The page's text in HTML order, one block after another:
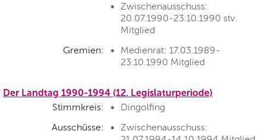
Zwischenausschuss:
20.07.1990-23.10.1990 stv.
Mitglied
Gremien:
Medienrat: 17.03.1989-
23.10.1990 Mitglied
Der Landtag 1990-1994 (12. Legislaturperiode)
Stimmkreis:
Dingolfing
Ausschüsse:
Zwischenausschuss: